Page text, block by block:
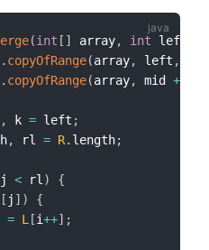
(int [ ] array, int left
. copyOfRange(array, left ,
. copyOfRange(array, mid +
, k = left ;
, rl = R. length;
< rl )
{
[ j ] )
{
= L [i++] ;